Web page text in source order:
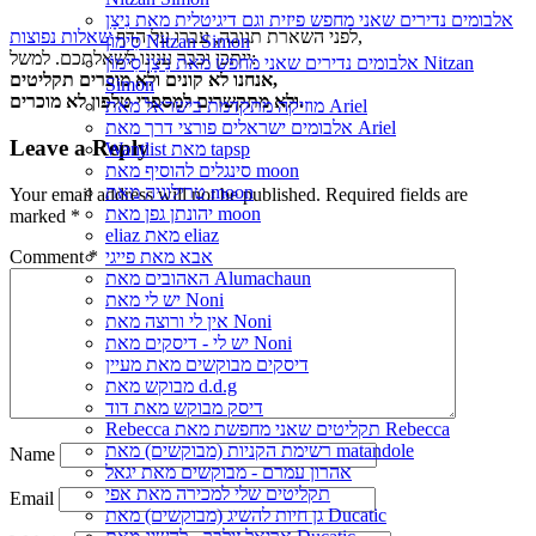
אלבומים נדירים שאני מחפש פיזית וגם דיגיטלית מאת נִיצָן
סִימוֹן Nitzan Simon
אלבומים נדירים שאני מחפש מאת נִיצָן סִימוֹן Nitzan
Simon
מוזיקה מתקדמת בישראל מאת Ariel
אלבומים ישראלים פורצי דרך מאת Ariel
Wantlist מאת tapsp
סינגלים להוסיף מאת moon
טרילוגיה מאת moon
יהונתן גפן מאת moon
eliaz מאת eliaz
אבא מאת פייגי
האהובים מאת Alumachaun
יש לי מאת Noni
אין לי ורוצה מאת Noni
יש לי - דיסקים מאת Noni
דיסקים מבוקשים מאת מעיין
מבוקש מאת d.d.g
דיסק מבוקש מאת דוד
Rebecca תקליטים שאני מחפשת מאת Rebecca
רשימת הקניות (מבוקשים) מאת matandole
אהרון עמרם - מבוקשים מאת יגאל
תקליטים שלי למכירה מאת אפי
גן חיות להשיג (מבוקשים) מאת Ducatic
לפני השארת תגובה, עברו על הדףשאלות נפוצות
,
ייתכן וכבר ענינו לשאלתכם. למשל:
אנחנו לא קונים ולא מוכרים תקליטים,
ולא מתקשרים למספרי טלפון לא מוכרים.
Leave a Reply
Your email address will not be published. Required fields are
marked *
Comment*
Name
Email